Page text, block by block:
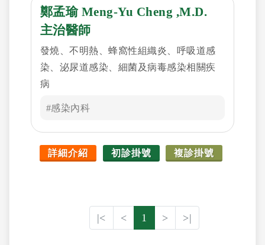
鄭孟瑜 Meng-Yu Cheng ,M.D.
主治醫師
發燒、不明熱、蜂窩性組織炎、呼吸道感
染、泌尿道感染、細菌及病毒感染相關疾
病
#感染內科
詳細介紹 初診掛號 複診掛號
|< < 1 > >|